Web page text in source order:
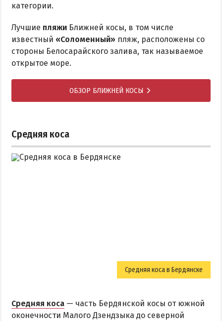
категории.
Лучшие пляжи Ближней косы, в том числе
известный «Соломенный» пляж, расположены со
стороны Белосарайского залива, так называемое
открытое море.
ОБЗОР БЛИЖНЕЙ КОСЫ
Средняя коса
Средняя коса в Бердянске
Средняя коса — часть Бердянской косы от южной
оконечности Малого Дзендзыка до северной